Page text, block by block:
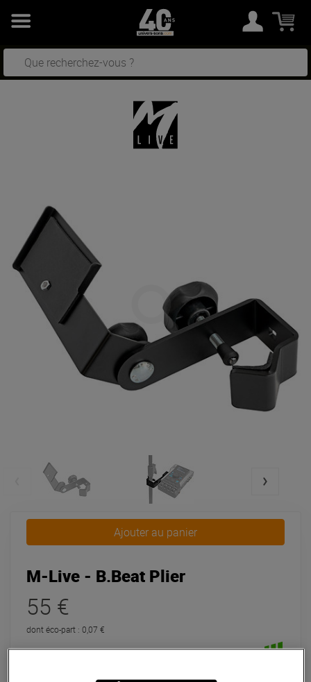
Ajouter au panier
M-Live - B.Beat Plier
55 €
dont éco-part : 0,07 €
En Stock